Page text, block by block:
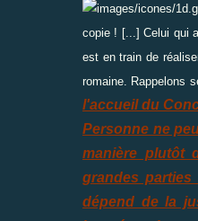
copie ! [...] Celui qui
est en train de
romaine. Rappelons
l'accueil du
Personne ne
manière plutôt
grandes
dépend de la